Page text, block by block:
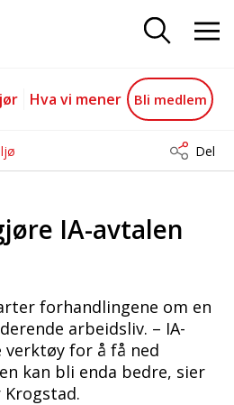
IA-avtalen
Hva vi mener Bli medlem
Del
IA-avtalen
forhandlingene om en
arbeidsliv. – IA-
for å få ned
kan bli enda bedre, sier
Krogstad.